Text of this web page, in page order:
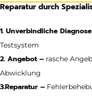
Reparatur durch
1. Unverbindliche
Testsystem
2. Angebot – rasche
Abwicklung
3.Reparatur –